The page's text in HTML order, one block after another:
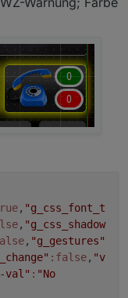
, "g_css_font_t
, "g_css_shadow
, "g_gestures"
:false, "v
: "No